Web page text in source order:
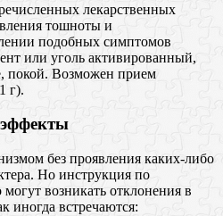
лекарственных
тошноты и
подобных симптомов
или уголь активированный,
покой. Возможен прием
г).
без проявления каких-либо
Но инструкция по
возникать отклонения в
иногда встречаются: